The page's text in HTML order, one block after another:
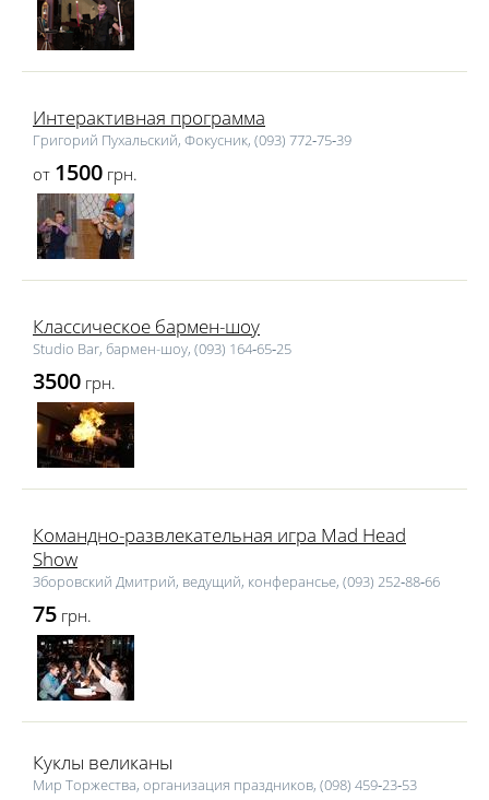
Интерактивная программа
Григорий Пухальский, Фокусник, (093) 772‑75‑39
от 1500 грн.
Классическое бармен-шоу
Studio Bar, бармен-шоу, (093) 164‑65‑25
3500 грн.
Командно-развлекательная игра Mad Head
Show
Зборовский Дмитрий, ведущий, конферансье, (093) 252‑88‑66
75 грн.
Куклы великаны
Мир Торжества, организация праздников, (098) 459‑23‑53